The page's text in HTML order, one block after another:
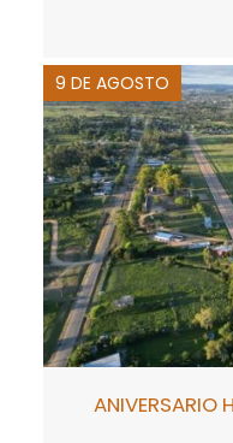
9 DE AGOSTO
ANIVERSARIO